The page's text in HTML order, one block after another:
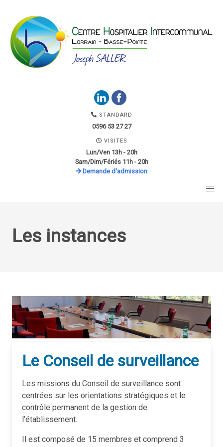
STANDARD
0596 53 27 27
VISITES
Lun/Ven 13h - 20h
Sam/Dim/Fériés 11h - 20h
Demande d'admission
Les instances
Le Conseil de surveillance
Les missions du Conseil de surveillance sont
centrées sur les orientations stratégiques et le
contrôle permanent de la gestion de
l’établissement.
Il est composé de 15 membres et comprend 3